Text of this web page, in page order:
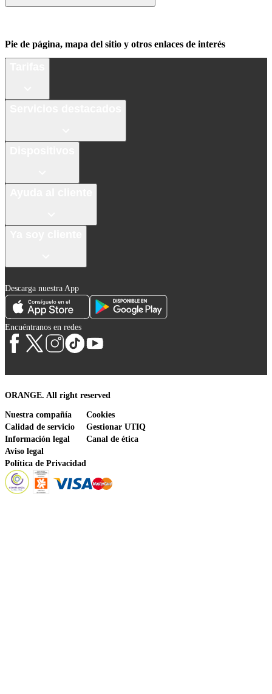
Pie de página, mapa del sitio y otros enlaces de interés
Descarga nuestra App
Encuéntranos en redes
ORANGE. All right reserved
Nuestra compañía
Calidad de servicio
Información legal
Aviso legal
Política de Privacidad
Cookies
Gestionar UTIQ
Canal de ética